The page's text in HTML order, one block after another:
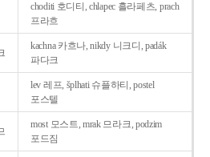
choditi 호디티, chlapec 흘라페츠, prach
프라흐
kachna 카흐나, nikdy 니크디, padák
파다크
lev 레프, šplhati 슈플하티, postel
포스텔
most 모스트, mrak 므라크, podzim
포드짐